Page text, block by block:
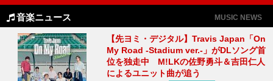
音楽ニュース MUSIC NEWS
【先ヨミ・デジタル】Travis Japan「On
My Road -Stadium ver.-」がDLソング首
位を独走中 M!LKの佐野勇斗＆吉田仁人
によるユニット曲が追う